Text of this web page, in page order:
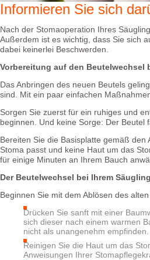
Informieren Sie sich
Nach der Stomaoperation Ihres
Außerdem ist es wichtig, dass Sie sich
dabei keinerlei Beschwerden.
Vorbereitung auf den Beutelwechsel
Das Anbringen des neuen Beutels
sind. Mit ein paar einfachen
Sorgen Sie zuerst für ein ruhiges und
beginnen. Und keine Sorge: Der Beutel
Bereiten Sie die Basisplatte gemäß
Stoma passt und keine Haut um das
für einige Minuten an Ihrem Bauch
Der Beutelwechsel bei Ihrem
Beginnen Sie mit dem Ablösen des
Drücken Sie sanft mit einer
sich dieser nach einem warmen
nicht als unangenehm empfinden.
Reinigen Sie die Haut um das
Anweisungen Ihrer